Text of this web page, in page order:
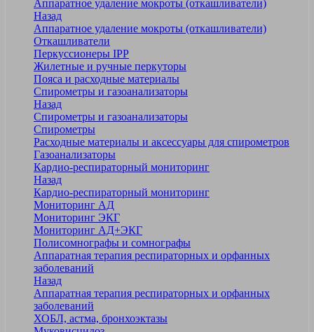
Аппаратное удаление мокроты (откашливатели)
Назад
Аппаратное удаление мокроты (откашливатели)
Откашливатели
Перкуссионеры IPP
Жилетные и ручные перкуторы
Пояса и расходные материалы
Спирометры и газоанализаторы
Назад
Спирометры и газоанализаторы
Спирометры
Расходные материалы и аксессуары для спирометров
Газоанализаторы
Кардио-респираторный мониторинг
Назад
Кардио-респираторный мониторинг
Мониторинг АД
Мониторинг ЭКГ
Мониторинг АД+ЭКГ
Полисомнографы и сомнографы
Аппаратная терапия респираторных и орфанных
заболеваний
Назад
Аппаратная терапия респираторных и орфанных
заболеваний
ХОБЛ, астма, бронхоэктазы